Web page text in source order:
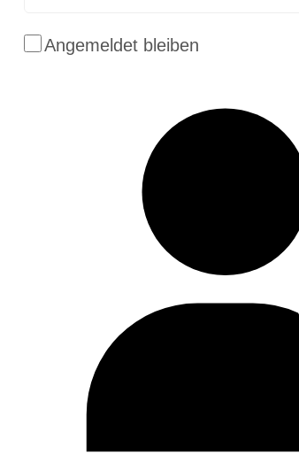
Angemeldet bleiben